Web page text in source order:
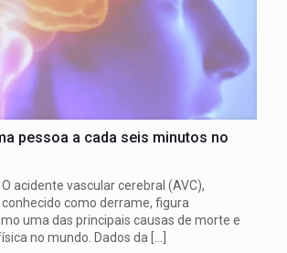
pessoa a cada seis minutos no
acidente vascular cerebral (AVC),
como derrame, figura
uma das principais causas de morte e
no mundo. Dados da